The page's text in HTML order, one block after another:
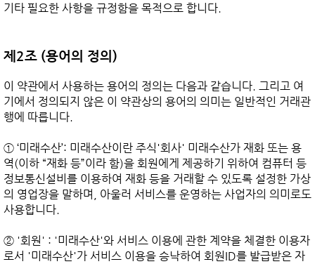
기타 필요한 사항을 규정함을 목적으로 합니다.
제2조 (용어의 정의)
이 약관에서 사용하는 용어의 정의는 다음과 같습니다. 그리고 여
기에서 정의되지 않은 이 약관상의 용어의 의미는 일반적인 거래관
행에 따릅니다.
① ‘미래수산’: 미래수산이란 주식'회사' 미래수산가 재화 또는 용
역(이하 “재화 등”이라 함)을 회원에게 제공하기 위하여 컴퓨터 등
정보통신설비를 이용하여 재화 등을 거래할 수 있도록 설정한 가상
의 영업장을 말하며, 아울러 서비스를 운영하는 사업자의 의미로도
사용합니다.
② '회원' : '미래수산'와 서비스 이용에 관한 계약을 체결한 이용자
로서 '미래수산'가 서비스 이용을 승낙하여 회원ID를 발급받은 자